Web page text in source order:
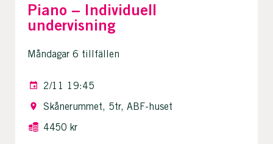
Piano – Individuell
undervisning
Måndagar 6 tillfällen
2/11 19:45
Skånerummet, 5tr, ABF-huset
4450 kr